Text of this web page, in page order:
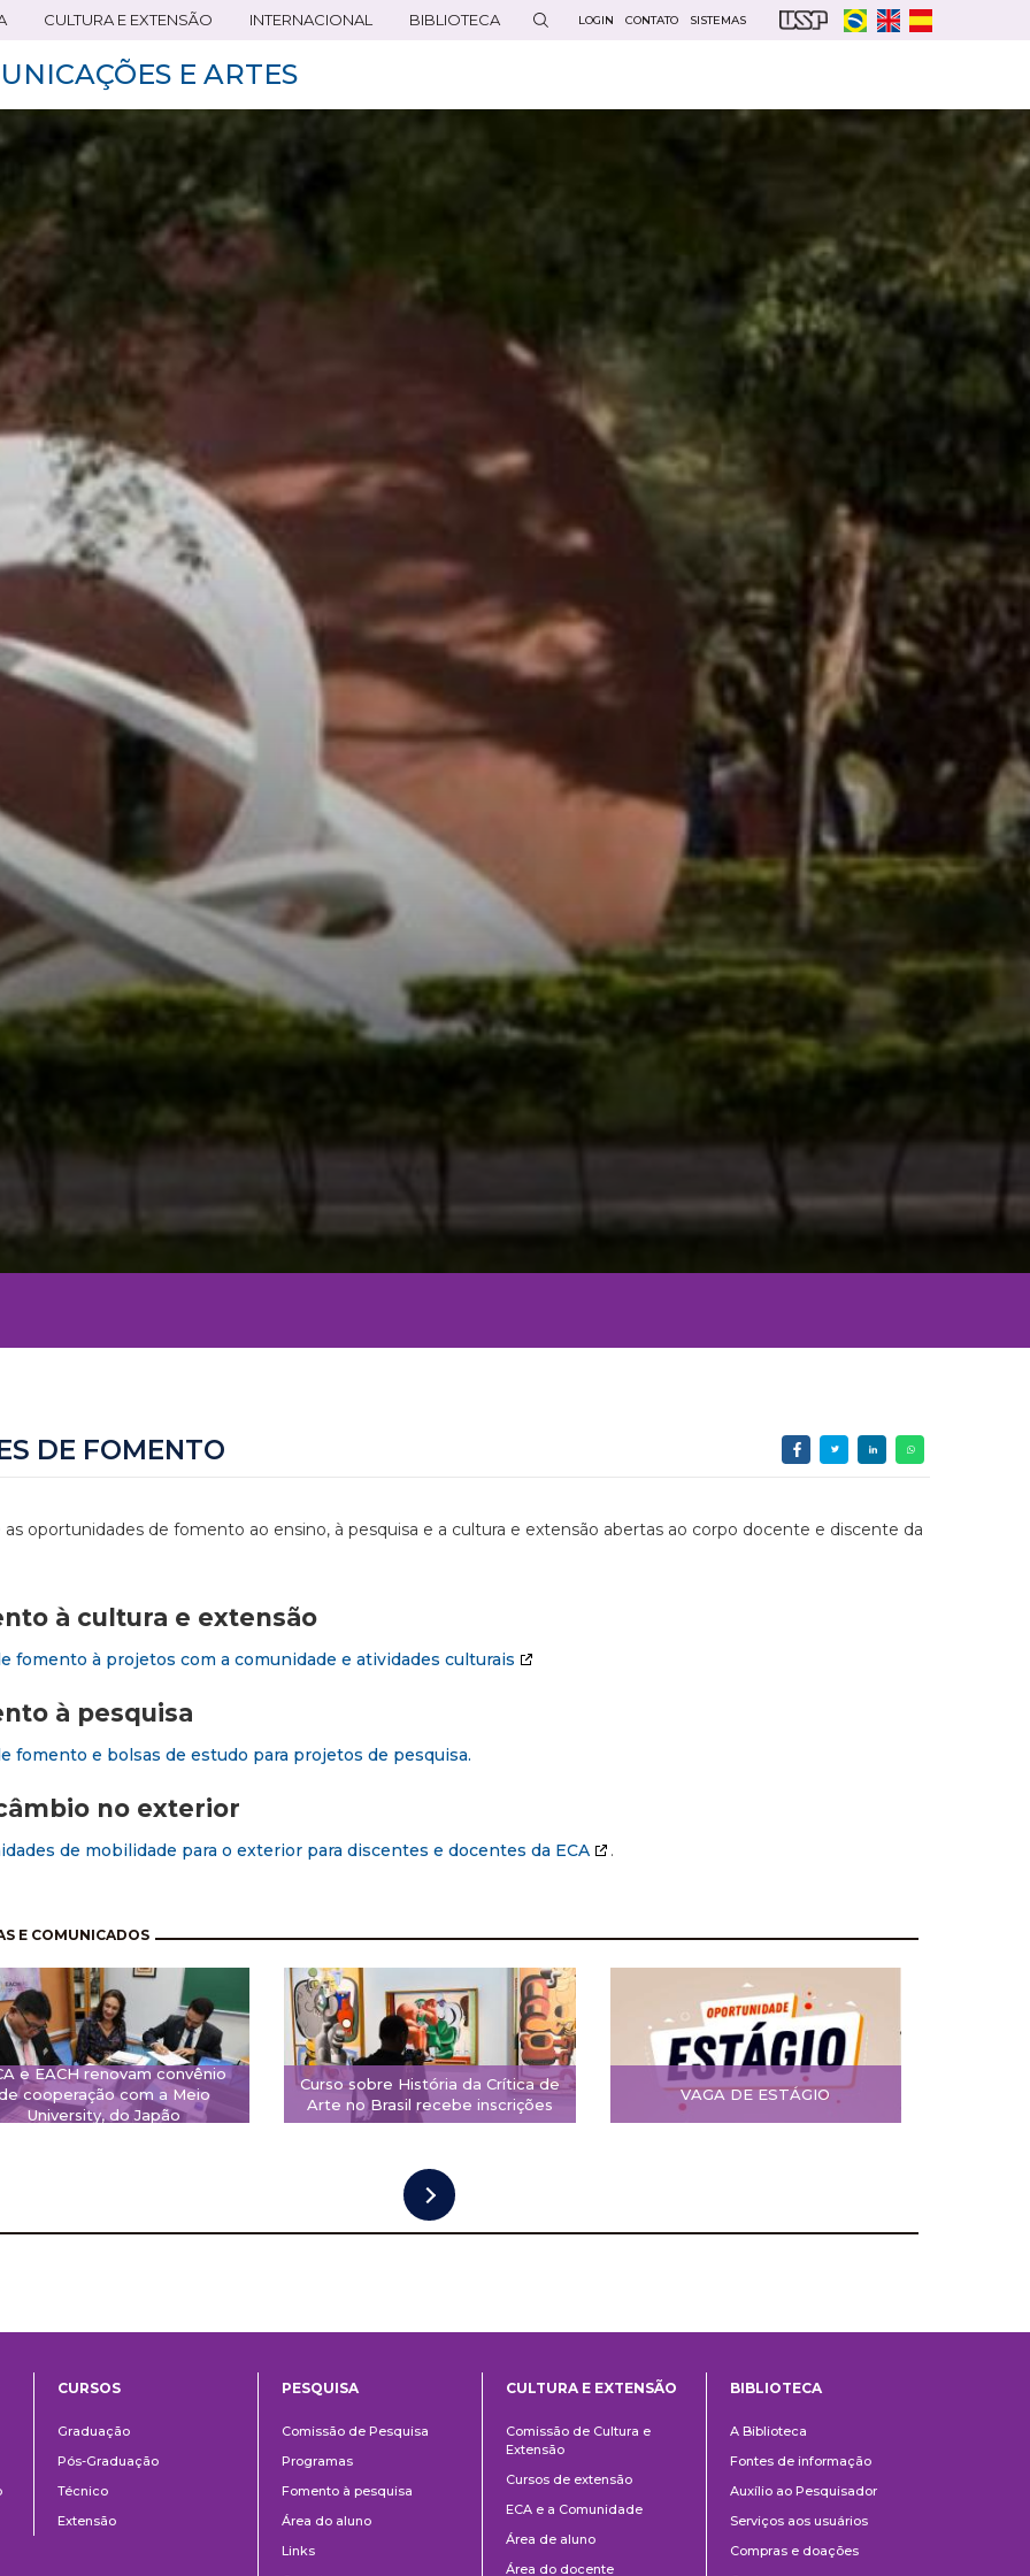
CULTURA E EXTENSÃO INTERNACIONAL BIBLIOTECA LOGIN CONTATO SISTEMAS
E ARTES
DE FOMENTO
as oportunidades de fomento ao ensino, à pesquisa e a cultura e extensão abertas ao corpo docente e discente da
à cultura e extensão
fomento à projetos com a comunidade e atividades culturais
à pesquisa
fomento e bolsas de estudo para projetos de pesquisa.
no exterior
de mobilidade para o exterior para discentes e docentes da ECA .
E COMUNICADOS
e EACH renovam convênio
cooperação com a Meio
University, do Japão
Curso sobre História da Crítica de
Arte no Brasil recebe inscrições
VAGA DE ESTÁGIO
CURSOS
Graduação
Pós-Graduação
Técnico
Extensão
PESQUISA
Comissão de Pesquisa
Programas
Fomento à pesquisa
Área do aluno
Links
e
Extensão
CULTURA E EXTENSÃO
Comissão de Cultura e
Extensão
Cursos de extensão
ECA e a Comunidade
Área de aluno
Área do docente
BIBLIOTECA
A Biblioteca
Fontes de informação
Auxílio ao Pesquisador
Serviços aos usuários
Compras e doações